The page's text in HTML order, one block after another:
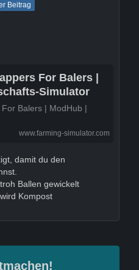
Beitrag
For Balers |
Simulator
Balers | ModHub |
www.farming-simulator.com
damit du den
Ballen gewickelt
Kompost